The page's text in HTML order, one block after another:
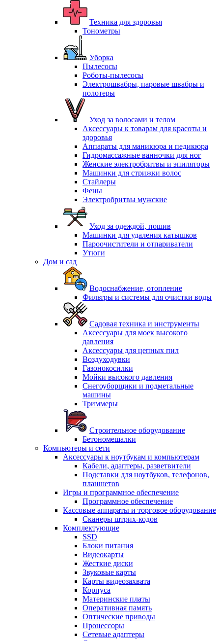
Техника для здоровья
Тонометры
Уборка
Пылесосы
Роботы-пылесосы
Электрошвабры, паровые швабры и
полотеры
Уход за волосами и телом
Аксессуары к товарам для красоты и
здоровья
Аппараты для маникюра и педикюра
Гидромассажные ванночки для ног
Женские электробритвы и эпиляторы
Машинки для стрижки волос
Стайлеры
Фены
Электробритвы мужские
Уход за одеждой, пошив
Машинки для удаления катышков
Пароочистители и отпариватели
Утюги
Дом и сад
Водоснабжение, отопление
Фильтры и системы для очистки воды
Садовая техника и инструменты
Аксессуары для моек высокого
давления
Аксессуары для цепных пил
Воздуходувки
Газонокосилки
Мойки высокого давления
Снегоуборщики и подметальные
машины
Триммеры
Строительное оборудование
Бетономешалки
Компьютеры и сети
Аксессуары к ноутбукам и компьютерам
Кабели, адаптеры, разветвители
Подставки для ноутбуков, телефонов,
планшетов
Игры и программное обеспечение
Программное обеспечение
Кассовые аппараты и торговое оборудование
Сканеры штрих-кодов
Комплектующие
SSD
Блоки питания
Видеокарты
Жесткие диски
Звуковые карты
Карты видеозахвата
Корпуса
Материнские платы
Оперативная память
Оптические приводы
Процессоры
Сетевые адаптеры